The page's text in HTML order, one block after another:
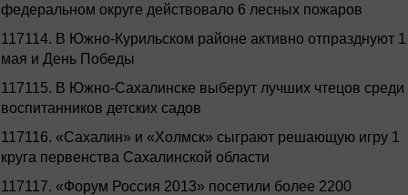
федеральном округе действовало 6 лесных пожаров
117114. В Южно-Курильском районе активно отпразднуют 1
мая и День Победы
117115. В Южно-Сахалинске выберут лучших чтецов среди
воспитанников детских садов
117116. «Сахалин» и «Холмск» сыграют решающую игру 1
круга первенства Сахалинской области
117117. «Форум Россия 2013» посетили более 2200